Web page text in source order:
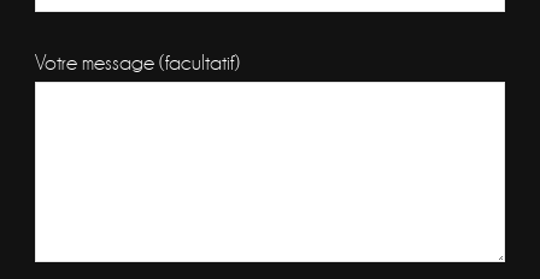
Votre message (facultatif)